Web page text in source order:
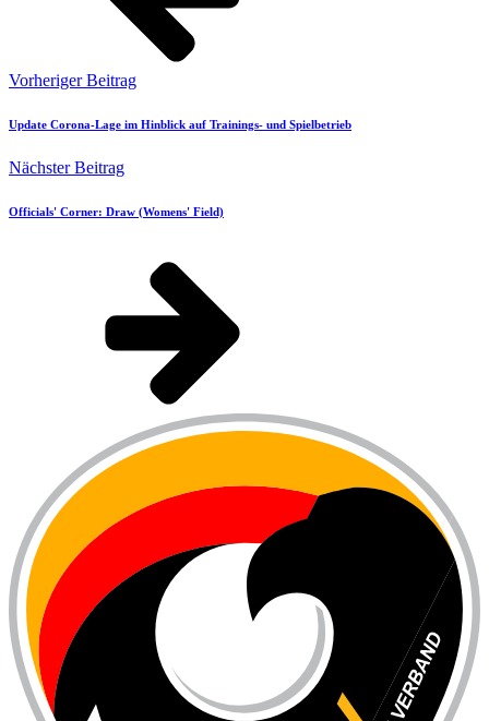
Vorheriger Beitrag
Update Corona-Lage im Hinblick auf Trainings- und Spielbetrieb
Nächster Beitrag
Officials' Corner: Draw (Womens' Field)